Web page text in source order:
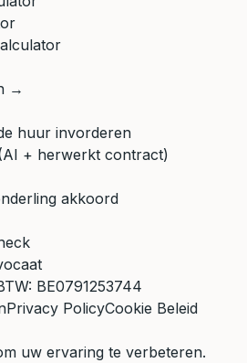
→
huur invorderen
+ herwerkt contract)
akkoord
BE0791253744
Privacy PolicyCookie Beleid
uw ervaring te verbeteren.